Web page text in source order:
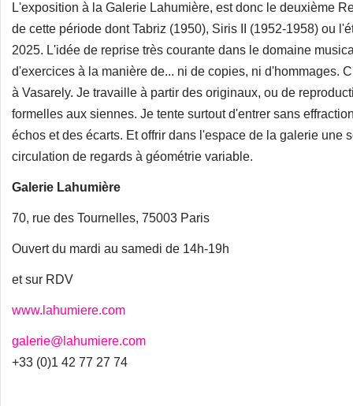
L'exposition à la Galerie Lahumière, est donc le deuxième
de cette période dont Tabriz (1950), Siris II (1952-1958) ou
2025. L'idée de reprise très courante dans le domaine
d'exercices à la manière de... ni de copies, ni d'hommages.
à Vasarely. Je travaille à partir des originaux, ou de
formelles aux siennes. Je tente surtout d'entrer sans
échos et des écarts. Et offrir dans l'espace de la galerie
circulation de regards à géométrie variable.
Galerie Lahumière
70, rue des Tournelles, 75003 Paris
Ouvert du mardi au samedi de 14h-19h
et sur RDV
www.lahumiere.com
galerie@lahumiere.com
+33 (0)1 42 77 27 74